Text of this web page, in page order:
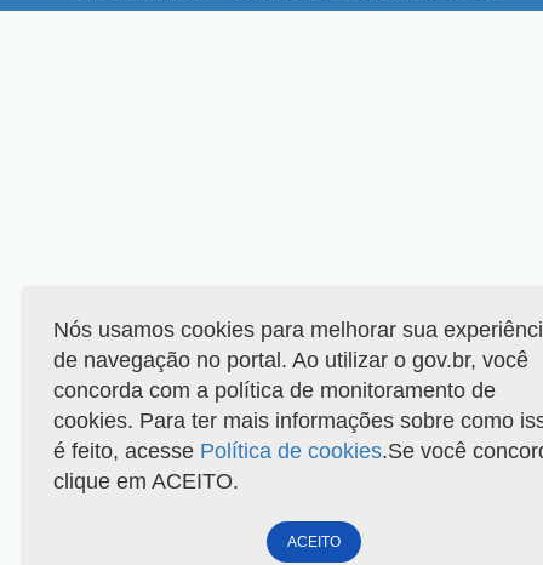
Nós usamos cookies para melhorar sua
de navegação no portal. Ao utilizar o gov.br, você
concorda com a política de monitoramento de
cookies. Para ter mais informações sobre como
é feito, acesse Política de cookies.Se você
clique em ACEITO.
ACEITO